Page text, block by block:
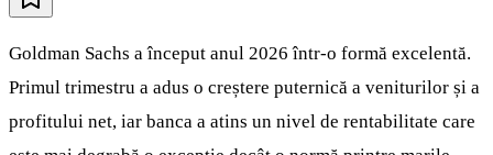
Goldman Sachs a început anul 2026 într-o formă excelentă.
Primul trimestru a adus o creștere puternică a veniturilor și a
profitului net, iar banca a atins un nivel de rentabilitate care